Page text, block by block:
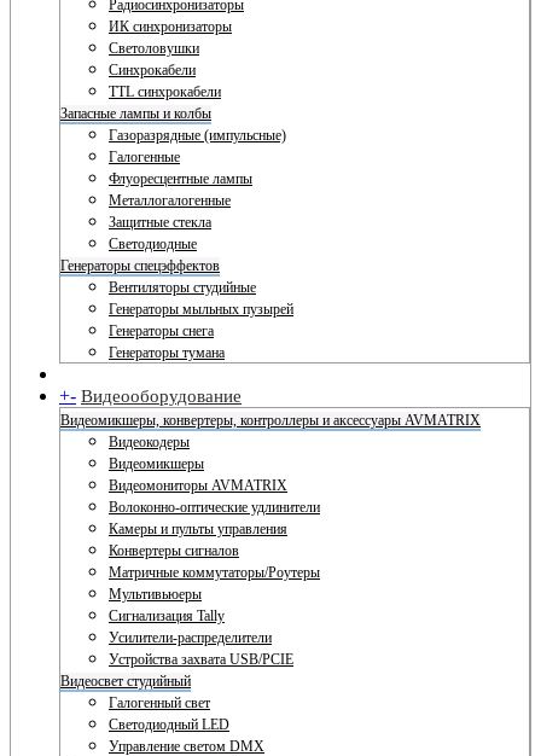
Радиосинхронизаторы
ИК синхронизаторы
Светоловушки
Синхрокабели
TTL синхрокабели
Запасные лампы и колбы
Газоразрядные (импульсные)
Галогенные
Флуоресцентные лампы
Металлогалогенные
Защитные стекла
Светодиодные
Генераторы спецэффектов
Вентиляторы студийные
Генераторы мыльных пузырей
Генераторы снега
Генераторы тумана
+- Видеооборудование
Видеомикшеры, конвертеры, контроллеры и аксессуары AVMATRIX
Видеокодеры
Видеомикшеры
Видеомониторы AVMATRIX
Волоконно-оптические удлинители
Камеры и пульты управления
Конвертеры сигналов
Матричные коммутаторы/Роутеры
Мультивьюеры
Сигнализация Tally
Усилители-распределители
Устройства захвата USB/PCIE
Видеосвет студийный
Галогенный свет
Светодиодный LED
Управление светом DMX